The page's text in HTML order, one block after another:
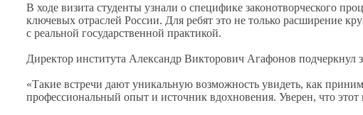
В ходе визита студенты узнали о специфике законотворческого
ключевых отраслей России. Для ребят это не только расширение
с реальной государственной практикой.
Директор института Александр Викторович Агафонов подчеркнул
«Такие встречи дают уникальную возможность увидеть, как
профессиональный опыт и источник вдохновения. Уверен, что